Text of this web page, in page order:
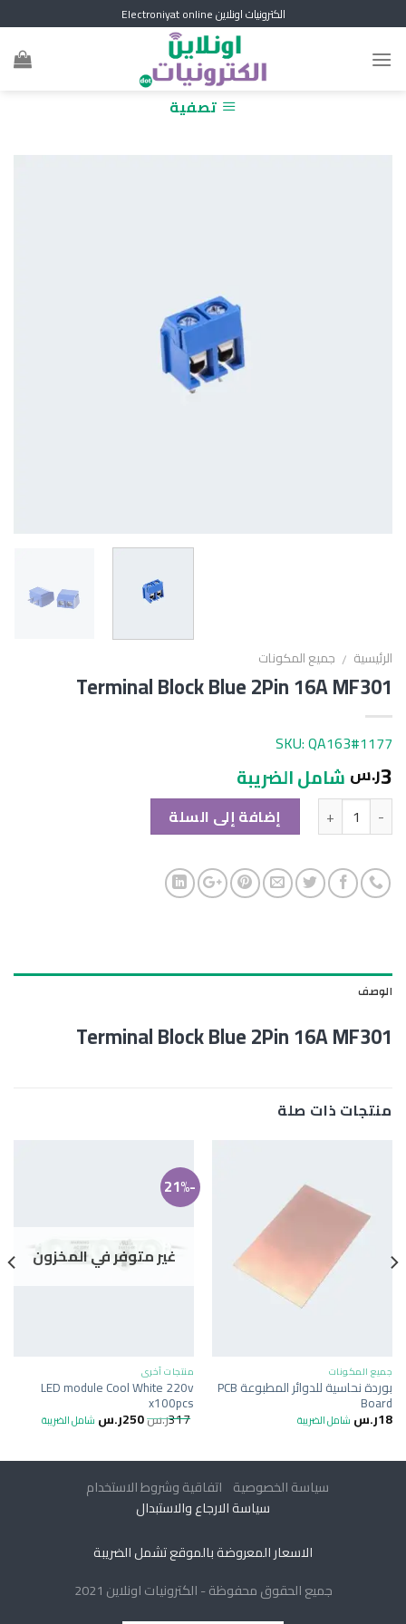
to
content
الكترونيات اونلاين Electroniyat online
تصفية
الرئيسية / جميع المكونات
Terminal Block Blue 2Pin 16A MF301
SKU: QA163#1177
3ر.س شامل الضريبة
الكمية إضافة إلى السلة
الوصف
Terminal Block Blue 2Pin 16A MF301
منتجات ذات صلة
جميع المكونات
بوردة نحاسية للدوائر المطبوعة PCB
Board
18ر.س شامل الضريبة
-21%
غير متوفر في المخزون
منتجات أخرى
LED module Cool White 220v
x100pcs
317ر.س250ر.س شامل الضريبة
سياسة الخصوصية اتفاقية وشروط الاستخدام
سياسة الارجاع والاستبدال
الاسعار المعروضة بالموقع تشمل الضريبة
جميع الحقوق محفوظة - الكترونيات اونلاين 2021